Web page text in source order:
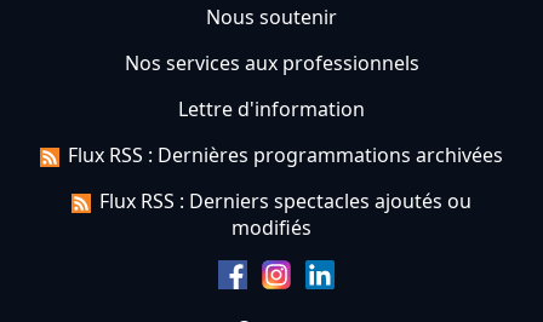
Nous soutenir
Nos services aux professionnels
Lettre d'information
Flux RSS : Dernières programmations archivées
Flux RSS : Derniers spectacles ajoutés ou
modifiés